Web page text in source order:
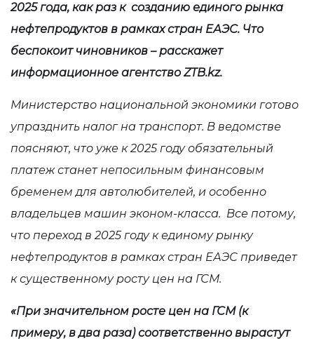
2025 года, как раз к созданию единого рынка
нефтепродуктов в рамках стран ЕАЭС. Что
беспокоит чиновников – расскажет
информационное агентствоZTB.kz.
Министерство национальной экономики готово
упразднить налог на транспорт. В ведомстве
поясняют, что уже к 2025 году обязательный
платеж станет непосильным финансовым
бременем для автолюбителей, и особенно
владельцев машин эконом-класса. Все потому,
что переход в 2025 году к единому рынку
нефтепродуктов в рамках стран ЕАЭС приведет
к существенному росту цен на ГСМ.
«При значительном росте цен на ГСМ (к
примеру, в два раза) соответственно вырастут